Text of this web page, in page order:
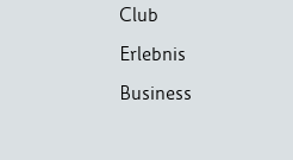
Club
Erlebnis
Business